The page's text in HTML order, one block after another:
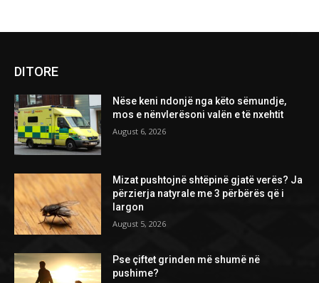
DITORE
Nëse keni ndonjë nga këto sëmundje,
mos e nënvlerësoni valën e të nxehtit
August 6, 2026
Mizat pushtojnë shtëpinë gjatë verës? Ja
përzierja natyrale me 3 përbërës që i
largon
August 5, 2026
Pse çiftet grinden më shumë në
pushime?